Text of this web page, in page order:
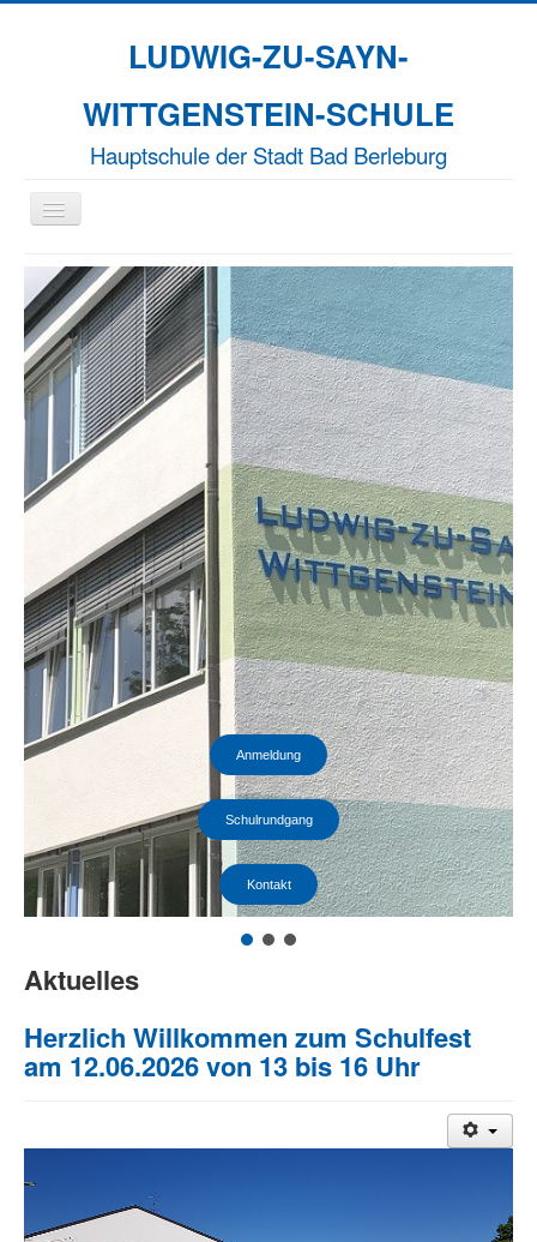
LUDWIG-ZU-SAYN-
WITTGENSTEIN-SCHULE
Hauptschule der Stadt Bad Berleburg
Navigation
an/aus
Aktuelles
Unsere Schule
Naturparkschule
Erasmus+
EFFORT-A
Termine
Anmeldung
Schulrundgang
Kontakt
Aktuelles
Herzlich Willkommen zum Schulfest
am 12.06.2026 von 13 bis 16 Uhr